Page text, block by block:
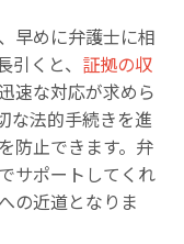
早めに弁護士に相
くと、 証拠の収
速な対応が求めら
な法的手続きを進
防止できます。弁
サポートしてくれ
の近道となりま